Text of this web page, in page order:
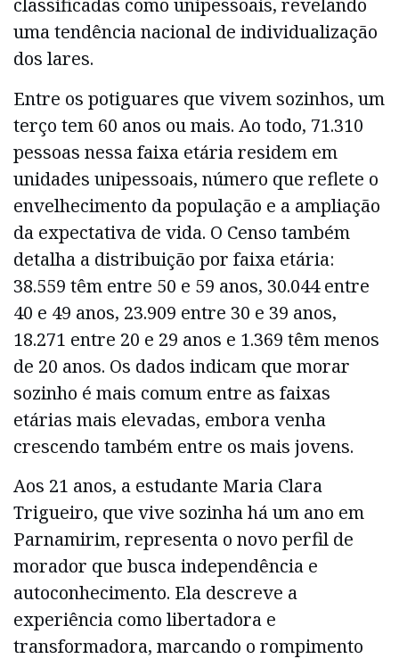
classificadas como unipessoais, revelando
uma tendência nacional de individualização
dos lares.
Entre os potiguares que vivem sozinhos, um
terço tem 60 anos ou mais. Ao todo, 71.310
pessoas nessa faixa etária residem em
unidades unipessoais, número que reflete o
envelhecimento da população e a ampliação
da expectativa de vida. O Censo também
detalha a distribuição por faixa etária:
38.559 têm entre 50 e 59 anos, 30.044 entre
40 e 49 anos, 23.909 entre 30 e 39 anos,
18.271 entre 20 e 29 anos e 1.369 têm menos
de 20 anos. Os dados indicam que morar
sozinho é mais comum entre as faixas
etárias mais elevadas, embora venha
crescendo também entre os mais jovens.
Aos 21 anos, a estudante Maria Clara
Trigueiro, que vive sozinha há um ano em
Parnamirim, representa o novo perfil de
morador que busca independência e
autoconhecimento. Ela descreve a
experiência como libertadora e
transformadora, marcando o rompimento